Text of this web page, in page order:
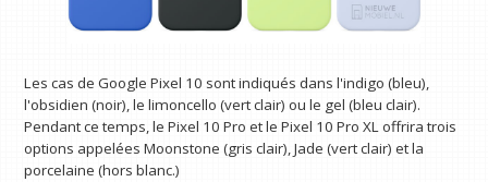
Les cas de Google Pixel 10 sont indiqués dans l'indigo (bleu),
l'obsidien (noir), le limoncello (vert clair) ou le gel (bleu clair).
Pendant ce temps, le Pixel 10 Pro et le Pixel 10 Pro XL offrira trois
options appelées Moonstone (gris clair), Jade (vert clair) et la
porcelaine (hors blanc.)